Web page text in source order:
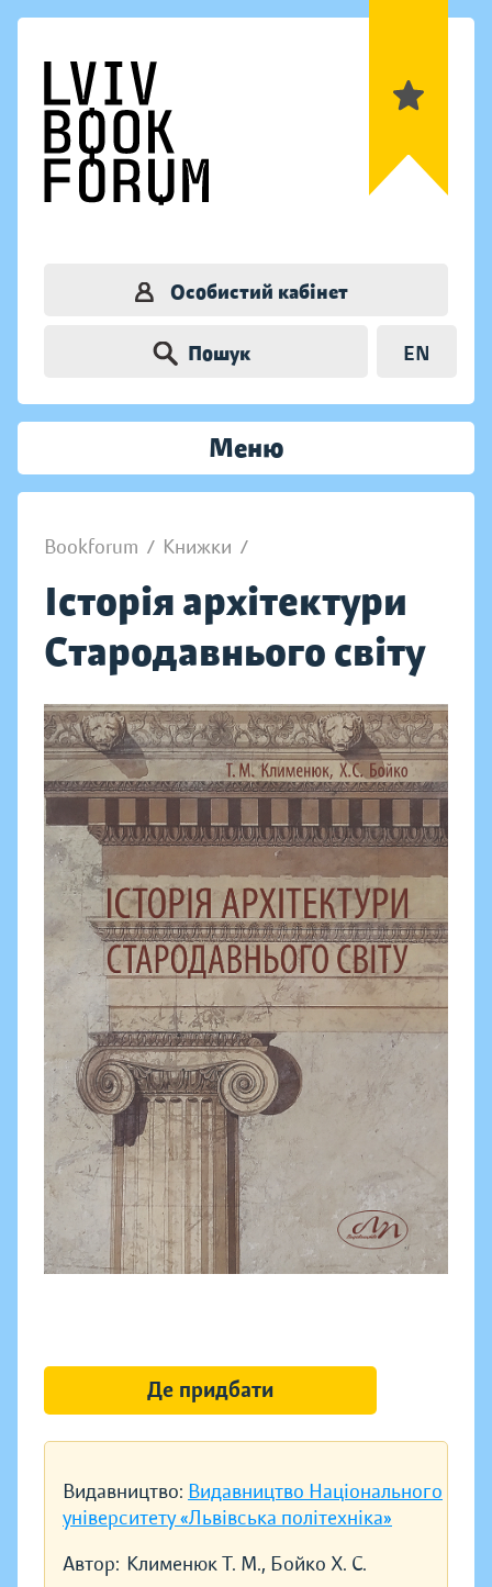
Особистий кабінет
Пошук EN
Меню
Bookforum / Книжки /
Історія архітектури
Стародавнього світу
Видавництво: Видавництво Національного
університету «Львівська політехніка»
Автор: Клименюк Т. М., Бойко Х. С.
Де придбати